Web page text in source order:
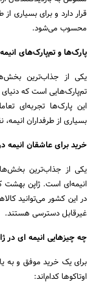
قرار دارد و برای بسیاری
محسوب می‌شود.
پارک‌ها و تم‌پارک‌های
یکی از جذاب‌ترین
تم‌پارک‌هایی است که دنیای
این پارک‌ها تجربه‌ای
بسیاری از طرفداران
خرید برای عاشقان انیمه
یکی از جذاب‌ترین
انیمه‌ای است. ژاپن بهشت
در این کشور می‌توانید
غیرقابل دسترسی هستند.
چه چیزهایی انیمه ای در
برای یک خرید موفق و به
اوتاکوها کدام‌اند: